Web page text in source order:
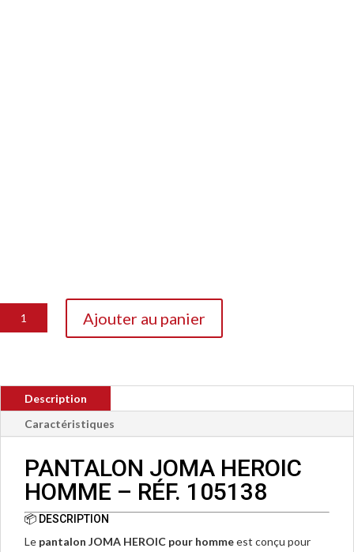
quantité
de
Heroic
105138
Ajouter au panier
Description
Caractéristiques
PANTALON JOMA HEROIC
HOMME – RÉF. 105138
📦 DESCRIPTION
Le pantalon JOMA HEROIC pour hommeest conçu pour